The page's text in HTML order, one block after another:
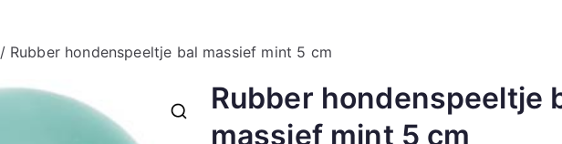
/ Rubber hondenspeeltje bal massief mint 5 cm
Rubber hondenspeeltje
massief mint 5 cm